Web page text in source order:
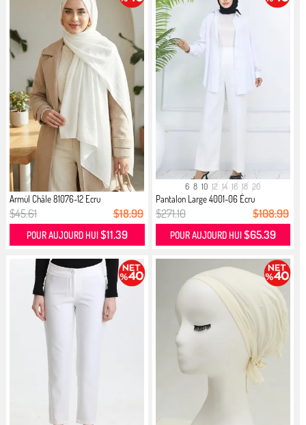
Armül Châle 81076-12 Ecru
$45.61 $18.99
POUR AUJOURD HUI $11.39
6 8 10 12 14 16 18 20
Pantalon Large 4001-06 Écru
$271.10 $108.99
POUR AUJOURD HUI $65.39